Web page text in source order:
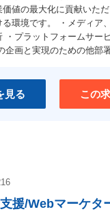
値の最大化に貢献いた
環境です。 ・メディア
・プラットフォームサー
企画と実現のための他部
見る この
援/Webマーケタ